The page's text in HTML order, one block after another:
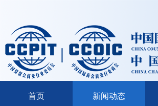
首页 新闻动态